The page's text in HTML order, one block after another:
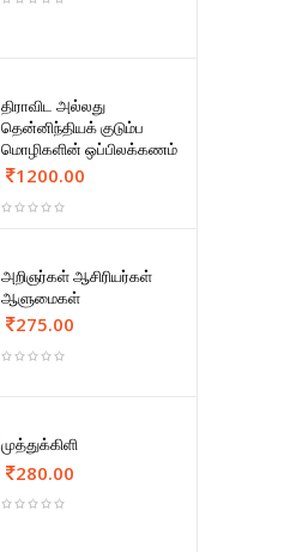
திராவிட அல்லது
தென்னிந்தியக் குடும்ப
மொழிகளின் ஒப்பிலக்கணம்
1200.00
அறிஞர்கள் ஆசிரியர்கள்
ஆளுமைகள்
275.00
முத்துக்கிளி
280.00